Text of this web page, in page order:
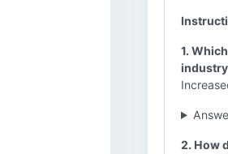
1.
2. How